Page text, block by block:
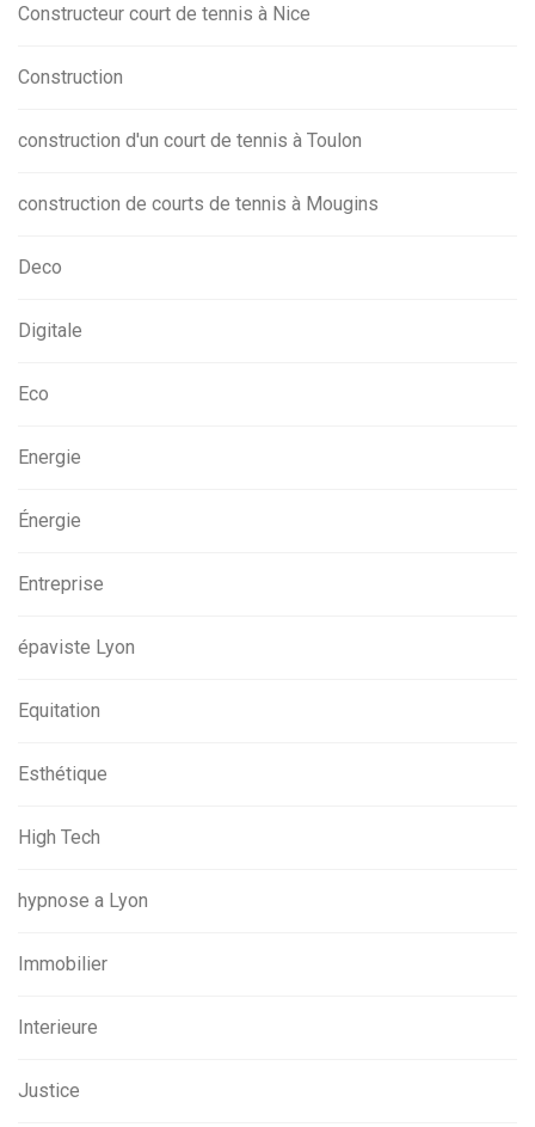
Constructeur court de tennis à Nice
Construction
construction d'un court de tennis à Toulon
construction de courts de tennis à Mougins
Deco
Digitale
Eco
Energie
Énergie
Entreprise
épaviste Lyon
Equitation
Esthétique
High Tech
hypnose a Lyon
Immobilier
Interieure
Justice